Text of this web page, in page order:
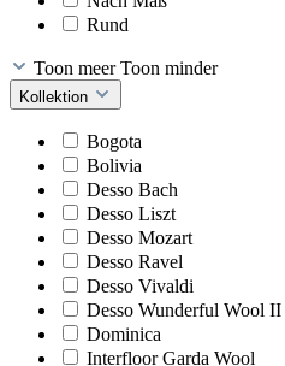
Rund
Toon meer Toon minder
Kollektion
Bogota
Bolivia
Desso Bach
Desso Liszt
Desso Mozart
Desso Ravel
Desso Vivaldi
Desso Wunderful Wool II
Dominica
Interfloor Garda Wool